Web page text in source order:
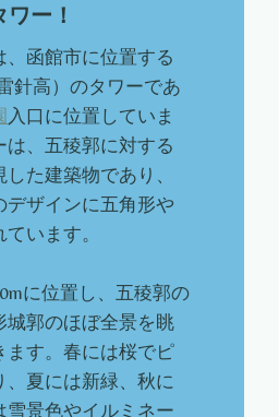
ー！
、函館市に位置する
針高）のタワーであ
入口に位置していま
は、五稜郭に対する
た建築物であり、
デザインに五角形や
います。
に位置し、五稜郭の
城郭のほぼ全景を眺
ます。春には桜でピ
、夏には新緑、秋に
雪景色やイルミネー